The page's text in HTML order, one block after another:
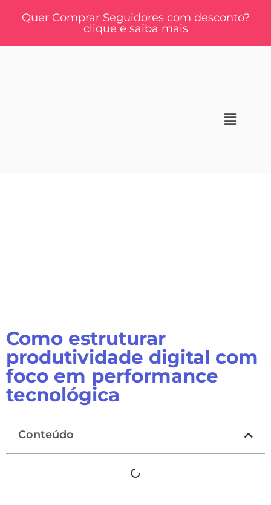
Quer Comprar Seguidores com desconto?
clique e saiba mais
Como estruturar
produtividade digital com
foco em performance
tecnológica
Conteúdo